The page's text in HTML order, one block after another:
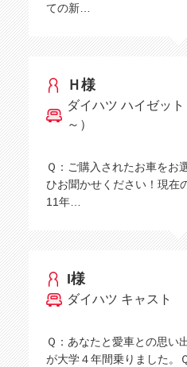
ての新…
Ｈ様
ダイハツ ハイゼッ
～）
Ｑ：ご購入されたお車をお
ひお聞かせください！現在
11年…
I様
ダイハツ キャスト
Ｑ：あなたと愛車との思い
が大学４年間乗りました。